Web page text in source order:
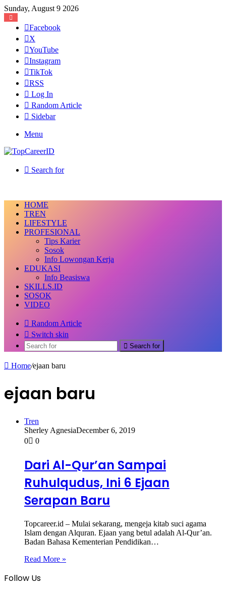
Sunday, August 9 2026
Facebook
X
YouTube
Instagram
TikTok
RSS
Log In
Random Article
Sidebar
Menu
Search for
HOME
TREN
LIFESTYLE
PROFESIONAL
Tips Karier
Sosok
Info Lowongan Kerja
EDUKASI
Info Beasiswa
SKILLS.ID
SOSOK
VIDEO
Random Article
Switch skin
Search for
Home/ejaan baru
ejaan baru
Tren
Sherley AgnesiaDecember 6, 2019
0
0
Dari Al-Qur’an Sampai
Ruhulqudus, Ini 6 Ejaan
Serapan Baru
Topcareer.id – Mulai sekarang, mengeja kitab suci agama
Islam dengan Alquran. Ejaan yang betul adalah Al-Qur’an.
Badan Bahasa Kementerian Pendidikan…
Read More »
Follow Us